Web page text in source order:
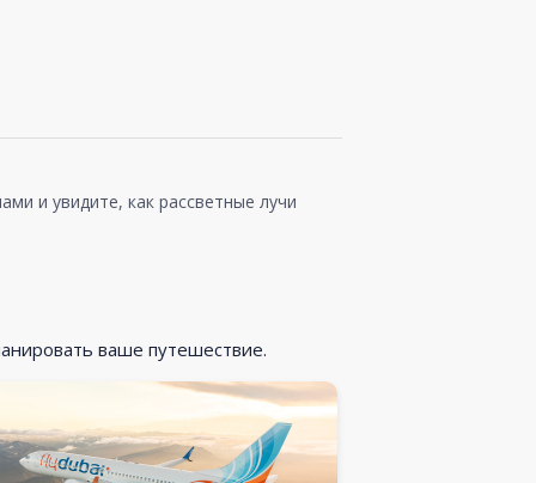
и увидите, как рассветные лучи
ваше путешествие.